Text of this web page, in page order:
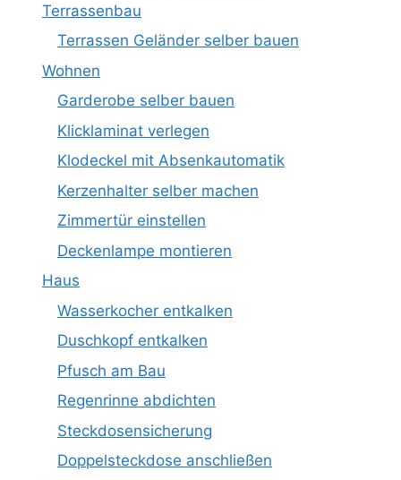
Terrassenbau
Terrassen Geländer selber bauen
Wohnen
Garderobe selber bauen
Klicklaminat verlegen
Klodeckel mit Absenkautomatik
Kerzenhalter selber machen
Zimmertür einstellen
Deckenlampe montieren
Haus
Wasserkocher entkalken
Duschkopf entkalken
Pfusch am Bau
Regenrinne abdichten
Steckdosensicherung
Doppelsteckdose anschließen